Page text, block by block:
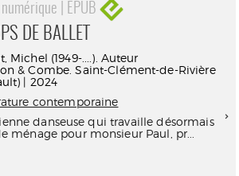
| EPUB
DE BALLET
Michel (1949-....). Auteur
& Combe. Saint-Clément-de-Rivière
| 2024
contemporaine
danseuse qui travaille désormais
pour monsieur Paul, pr...